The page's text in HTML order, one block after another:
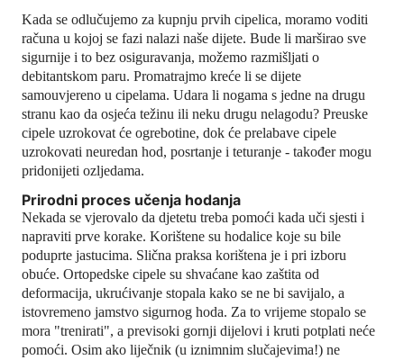
Kada se odlučujemo za kupnju prvih cipelica, moramo voditi
računa u kojoj se fazi nalazi naše dijete. Bude li marširao sve
sigurnije i to bez osiguravanja, možemo razmišljati o
debitantskom paru. Promatrajmo kreće li se dijete
samouvjereno u cipelama. Udara li nogama s jedne na drugu
stranu kao da osjeća težinu ili neku drugu nelagodu? Preuske
cipele uzrokovat će ogrebotine, dok će prelabave cipele
uzrokovati neuredan hod, posrtanje i teturanje - također mogu
pridonijeti ozljedama.
Prirodni proces učenja hodanja
Nekada se vjerovalo da djetetu treba pomoći kada uči sjesti i
napraviti prve korake. Korištene su hodalice koje su bile
poduprte jastucima. Slična praksa korištena je i pri izboru
obuće. Ortopedske cipele su shvaćane kao zaštita od
deformacija, ukrućivanje stopala kako se ne bi savijalo, a
istovremeno jamstvo sigurnog hoda. Za to vrijeme stopalo se
mora "trenirati", a previsoki gornji dijelovi i kruti potplati neće
pomoći. Osim ako liječnik (u iznimnim slučajevima!) ne